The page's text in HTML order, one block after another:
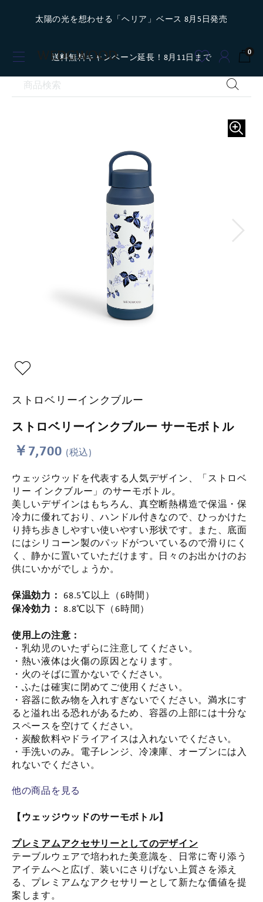
太陽の光を想わせる「ヘリア」ベース 8月5日発売
送料無料キャンペーン延長！8月11日まで 0
ストロベリーインクブルー
ストロベリーインクブルー サーモボトル
￥7,700 (税込)
ウェッジウッドを代表する人気デザイン、「ストロベ
リー インクブルー」のサーモボトル。
美しいデザインはもちろん、真空断熱構造で保温・保
冷力に優れており、ハンドル付きなので、ひっかけた
り持ち歩きしやすい使いやすい形状です。また、底面
にはシリコーン製のパッドがついているので滑りにく
く、静かに置いていただけます。日々のお出かけのお
供にいかがでしょうか。
保温効力： 68.5℃以上（6時間）
保冷効力： 8.8℃以下（6時間）
使用上の注意：
・乳幼児のいたずらに注意してください。
・熱い液体は火傷の原因となります。
・火のそばに置かないでください。
・ふたは確実に閉めてご使用ください。
・容器に飲み物を入れすぎないでください。満水にす
ると溢れ出る恐れがあるため、容器の上部には十分な
スペースを空けてください。
・炭酸飲料やドライアイスは入れないでください。
・手洗いのみ。電子レンジ、冷凍庫、オーブンには入
れないでください。
他の商品を見る
【ウェッジウッドのサーモボトル】
プレミアムアクセサリーとしてのデザイン
テーブルウェアで培われた美意識を、日常に寄り添う
アイテムへと広げ、装いにさりげない上質さを添え
る、プレミアムなアクセサリーとして新たな価値を提
案します。